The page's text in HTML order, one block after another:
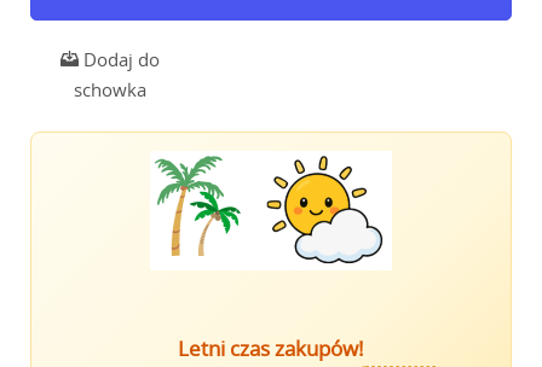
Dodaj do
schowka
Letni czas zakupów!